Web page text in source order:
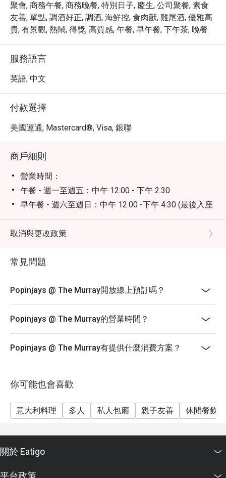
聚會, 商務午餐, 商務晚餐, 特別日子, 慶生, 公司聚餐, 素食
友善, 單點, 調酒好正, 調酒, 海鮮控, 食肉獸, 雞尾酒, 優雅高
貴, 有景觀, 熱鬧, 得獎, 高質感, 午餐, 早午餐, 下午茶, 晚餐
服務語言
英語, 中文
付款選擇
美國運通, Mastercard®, Visa, 銀聯
商戶細則
營業時間：
午餐 - 週一至週五：中午 12:00 - 下午 2:30
早午餐 - 週六至週日：中午 12:00 -下午 4:30 (最後入座
時間下午3:00)
午後時光 - 週一至週日：下午 3:30 - 6:00
Popinjays 在所有用餐時段都在屋頂露台上提供戶外用
1. 用餐時間：早午餐、午餐及晚餐為1小時30分鐘；下
午茶為1小時15分鐘。
3. 50% 折扣僅適用於午後時光。獲得的折扣取決於選擇
4. 10%服務費按原價計算。
6. 優惠不能兌換現金或其他產品及服務。
8. 優惠只限每桌2至８位客人，每桌僅可享用優惠一
次，不可分拆帳單。整桌一律必須選擇單點菜單或自助
餐（如有）。
9. 顧客必須以電子貨幣付款。
11. Popinjays之著裝要求為時尚休閒。
取消與更改政策
常見問題
Popinjays @ The Murray開放線上預訂嗎？
Popinjays @ The Murray的營業時間？
Popinjays @ The Murray有提供什麼消費方案？
你可能也會喜歡
意大利料理 多人 私人包廂 親子友善 休閒餐飲
關於 Eatigo
平台政策